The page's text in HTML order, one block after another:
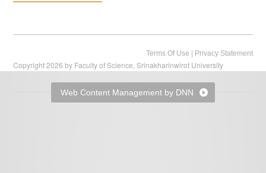
Terms Of Use | Privacy Statement
Copyright 2026 by Faculty of Science, Srinakharinwirot University
Web Content Management by DNN